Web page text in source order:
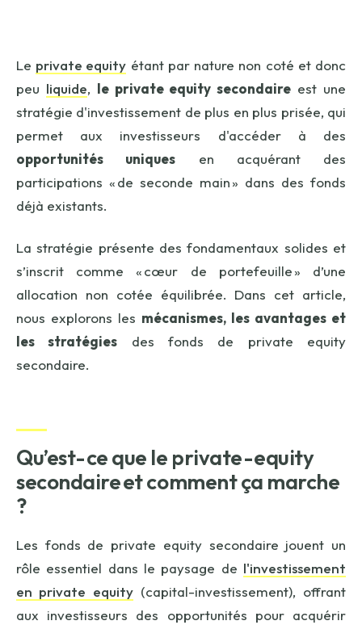
Le private equity étant par nature non coté et donc
peu liquide, le private equity secondaire est une
stratégie d'investissement de plus en plus prisée, qui
permet aux investisseurs d'accéder à des
opportunités uniques en acquérant des
participations « de seconde main » dans des fonds
déjà existants.
La stratégie présente des fondamentaux solides et
s’inscrit comme « cœur de portefeuille » d’une
allocation non cotée équilibrée. Dans cet article,
nous explorons les mécanismes, les avantages et
les stratégies des fonds de private equity
secondaire.
Qu’est-ce que le private-equity
secondaireet comment ça marche
?
Les fonds de private equitysecondaire jouent un
rôle essentiel dans le paysage de l'investissement
en private equity(capital-investissement), offrant
aux investisseurs des opportunités pour acquérir